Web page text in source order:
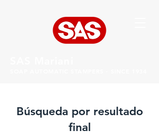
Búsqueda por resultado
final